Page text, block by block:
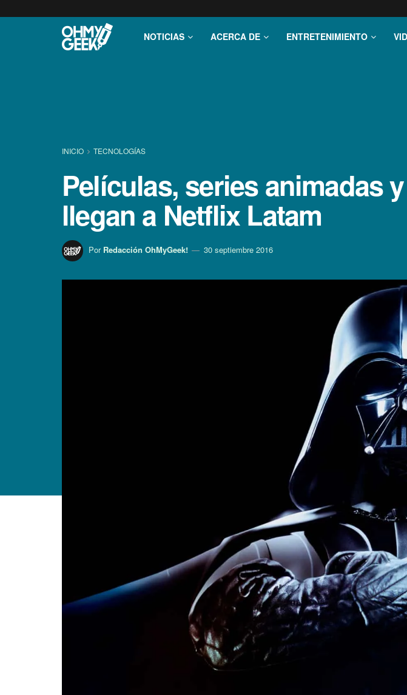
NOTICIAS ACERCA DE ENTRETENIMIENTO
INICIO TECNOLOGÍ­AS
Pelí­culas, series animadas
llegan a Netflix Latam
Por Redacción OhMyGeek! 30 septiembre 2016